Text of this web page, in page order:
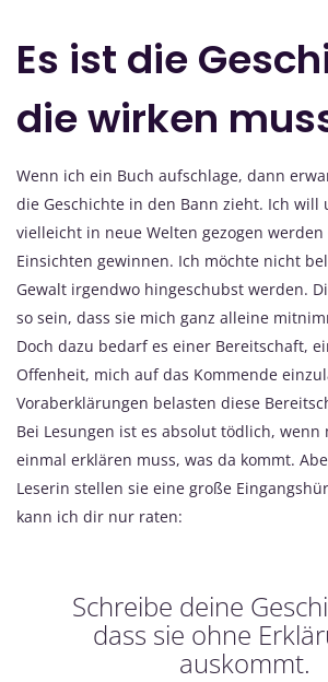
Es ist die
die wirken
Wenn ich ein Buch aufschlage, dann
die Geschichte in den Bann zieht. Ich will
vielleicht in neue Welten gezogen
Einsichten gewinnen. Ich möchte nicht
Gewalt irgendwo hingeschubst werden.
so sein, dass sie mich ganz alleine
Doch dazu bedarf es einer Bereitschaft,
Offenheit, mich auf das Kommende
Voraberklärungen belasten diese
Bei Lesungen ist es absolut tödlich, wenn
einmal erklären muss, was da kommt.
Leserin stellen sie eine große
kann ich dir nur raten:
Schreibe deine
dass sie ohne
auskommt.